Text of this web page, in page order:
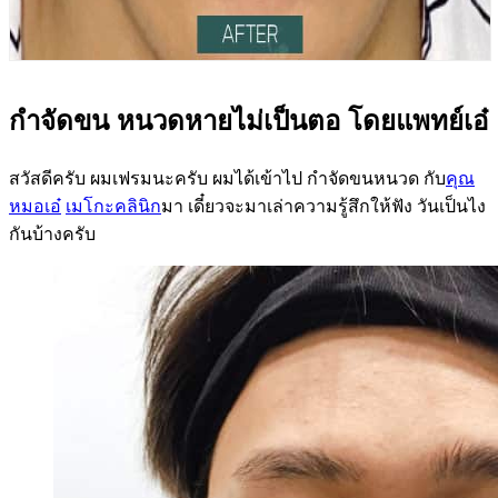
กำจัดขน หนวดหายไม่เป็นตอ โดยแพทย์เอ๋
สวัสดีครับ ผมเฟรมนะครับ ผมได้เข้าไป กำจัดขนหนวด กับคุณ
หมอเอ๋ เมโกะคลินิกมา เดี๋ยวจะมาเล่าความรู้สึกให้ฟัง วันเป็นไง
กันบ้างครับ